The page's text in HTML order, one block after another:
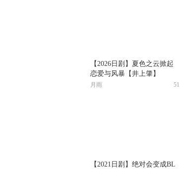
【2026日剧】夏色之云掀起
恋爱与风暴【井上肇】
51
月雨
【2021日剧】绝对会变成BL